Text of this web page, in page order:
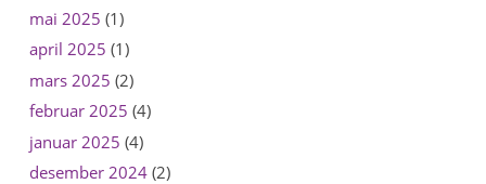
mai 2025 (1)
april 2025 (1)
mars 2025 (2)
februar 2025 (4)
januar 2025 (4)
desember 2024(2)